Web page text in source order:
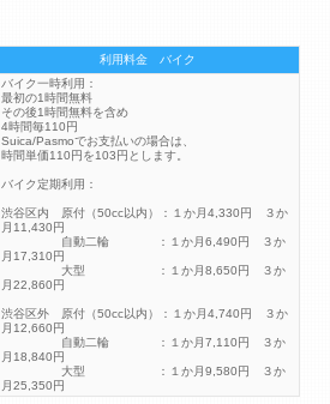
利用料金 バイク
バイク一時利用：
最初の1時間無料
その後1時間無料を含め
4時間毎110円
Suica/Pasmoでお支払いの場合は、
時間単価110円を103円とします。
バイク定期利用：
渋谷区内 原付（50cc以内）：１か月4,330円 ３か
月11,430円
自動二輪 ：１か月6,490円 ３か
月17,310円
大型 ：１か月8,650円 ３か
月22,860円
渋谷区外 原付（50cc以内）：１か月4,740円 ３か
月12,660円
自動二輪 ：１か月7,110円 ３か
月18,840円
大型 ：１か月9,580円 ３か
月25,350円